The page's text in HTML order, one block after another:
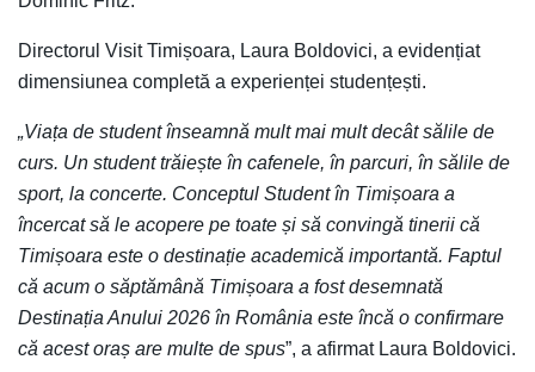
Directorul Visit Timișoara, Laura Boldovici, a evidențiat
dimensiunea completă a experienței studențești.
„Viața de student înseamnă mult mai mult decât sălile de
curs. Un student trăiește în cafenele, în parcuri, în sălile de
sport, la concerte. Conceptul Student în Timișoara a
încercat să le acopere pe toate și să convingă tinerii că
Timișoara este o destinație academică importantă. Faptul
că acum o săptămână Timișoara a fost desemnată
Destinația Anului 2026 în România este încă o confirmare
că acest oraș are multe de spus”, a afirmat Laura Boldovici.